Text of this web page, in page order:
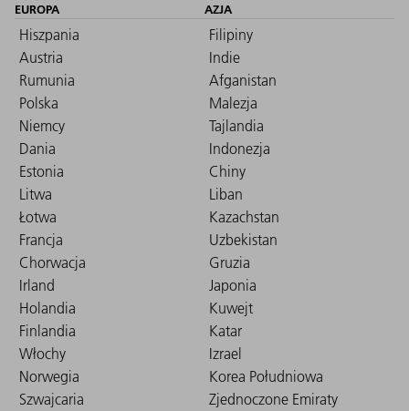
EUROPA
Hiszpania
Austria
Rumunia
Polska
Niemcy
Dania
Estonia
Litwa
Łotwa
Francja
Chorwacja
Irland
Holandia
Finlandia
Włochy
Norwegia
Szwajcaria
AZJA
Filipiny
Indie
Afganistan
Malezja
Tajlandia
Indonezja
Chiny
Liban
Kazachstan
Uzbekistan
Gruzia
Japonia
Kuwejt
Katar
Izrael
Korea Południowa
Zjednoczone Emiraty